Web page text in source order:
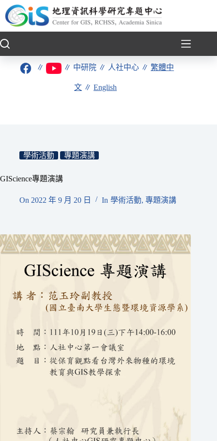
至
要
∥ ∥ 中研院 ∥ 人社中心 ∥繁體中
文 ∥English
學術活動 專題演講
GIScience專題演講
On 2022 年 9 月 20 日 In 學術活動, 專題演講